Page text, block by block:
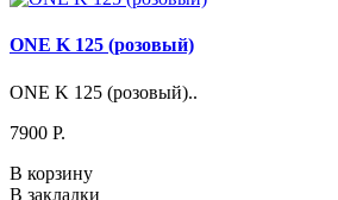
ONE K 125 (розовый)
ONE K 125 (розовый)..
7900 P.
В корзину
В закладки